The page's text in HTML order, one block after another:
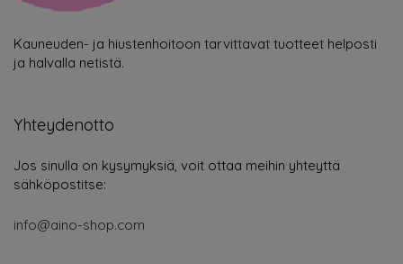
Kauneuden- ja hiustenhoitoon tarvittavat tuotteet helposti
ja halvalla netistä.
Yhteydenotto
Jos sinulla on kysymyksiä, voit ottaa meihin yhteyttä
sähköpostitse:
info@aino-shop.com